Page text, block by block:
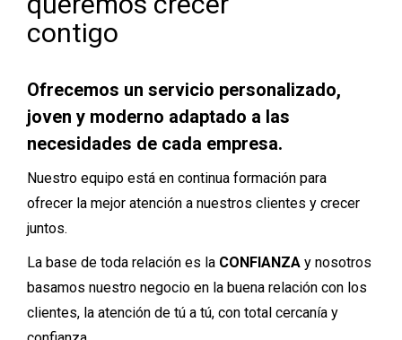
contigo
Ofrecemos un servicio personalizado,
joven y moderno adaptado a las
necesidades de cada empresa.
Nuestro equipo está en continua formación para
ofrecer la mejor atención a nuestros clientes y crecer
juntos.
La base de toda relación es la CONFIANZA y nosotros
basamos nuestro negocio en la buena relación con los
clientes, la atención de tú a tú, con total cercanía y